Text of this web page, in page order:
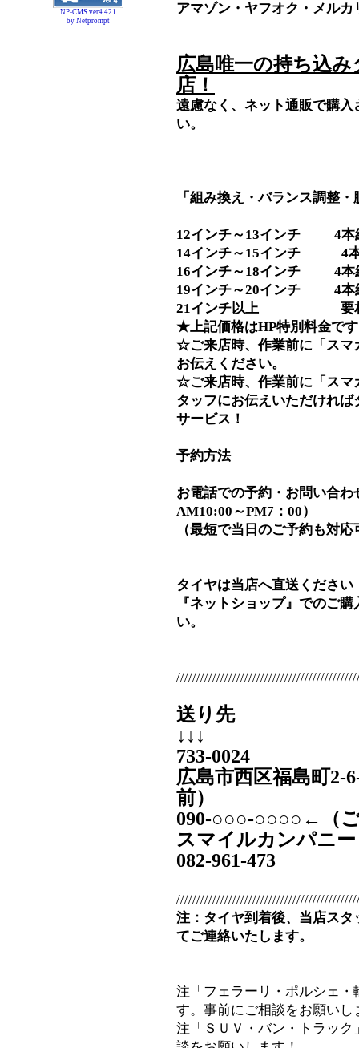
NP-CMS ver4.421
by Netprompt
アマゾン・ヤフオク・メル
広島唯一の持ち込
店！
遠慮なく、ネット通販で購
い。
「組み換え・バランス調整・
12インチ～13インチ 4本
14インチ～15インチ 4本
16インチ～18インチ 4本
19インチ～20インチ 4本
21インチ以上 要
★上記価格はHP特別料金で
☆ご来店時、作業前に「スマ
お伝えください。
☆ご来店時、作業前に「スマ
タッフにお伝えいただけれ
サービス！
予約方法
お電話での予約・お問い合
AM10:00～PM7：00）
（最短で当日のご予約も対
タイヤは当店へ直送ください
『ネットショップ』でのご
い。
送り先
↓↓↓
733-0024
広島市西区福島町
前）
090‐○○○-○○○○←（
スマイルカンパニー
082-961-473
注：タイヤ到着後、当店ス
てご連絡いたします。
注「フェラーリ・ポルシェ
す。事前にご相談をお願いし
注「ＳＵＶ・バン・トラッ